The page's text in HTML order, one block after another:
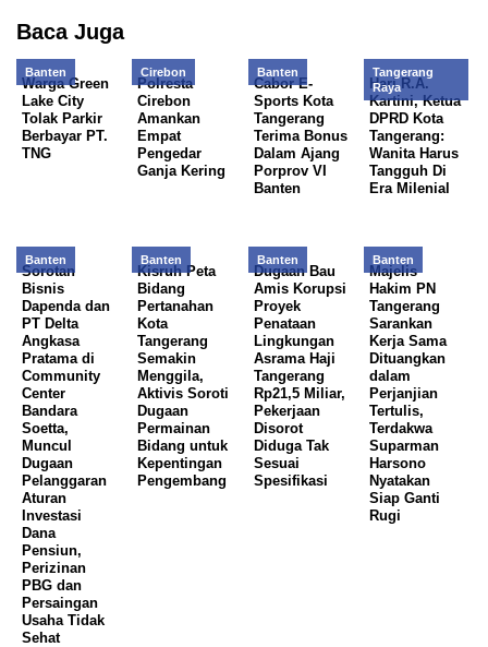
Baca Juga
Banten
Warga Green
Lake City
Tolak Parkir
Berbayar PT.
TNG
Cirebon
Polresta
Cirebon
Amankan
Empat
Pengedar
Ganja Kering
Banten
Cabor E-
Sports Kota
Tangerang
Terima Bonus
Dalam Ajang
Porprov VI
Banten
Tangerang
Raya
Hari R.A.
Kartini, Ketua
DPRD Kota
Tangerang:
Wanita Harus
Tangguh Di
Era Milenial
Banten
Sorotan
Bisnis
Dapenda dan
PT Delta
Angkasa
Pratama di
Community
Center
Bandara
Soetta,
Muncul
Dugaan
Pelanggaran
Aturan
Investasi
Dana
Pensiun,
Perizinan
PBG dan
Persaingan
Usaha Tidak
Sehat
Banten
Kisruh Peta
Bidang
Pertanahan
Kota
Tangerang
Semakin
Menggila,
Aktivis Soroti
Dugaan
Permainan
Bidang untuk
Kepentingan
Pengembang
Banten
Dugaan Bau
Amis Korupsi
Proyek
Penataan
Lingkungan
Asrama Haji
Tangerang
Rp21,5 Miliar,
Pekerjaan
Disorot
Diduga Tak
Sesuai
Spesifikasi
Banten
Majelis
Hakim PN
Tangerang
Sarankan
Kerja Sama
Dituangkan
dalam
Perjanjian
Tertulis,
Terdakwa
Suparman
Harsono
Nyatakan
Siap Ganti
Rugi